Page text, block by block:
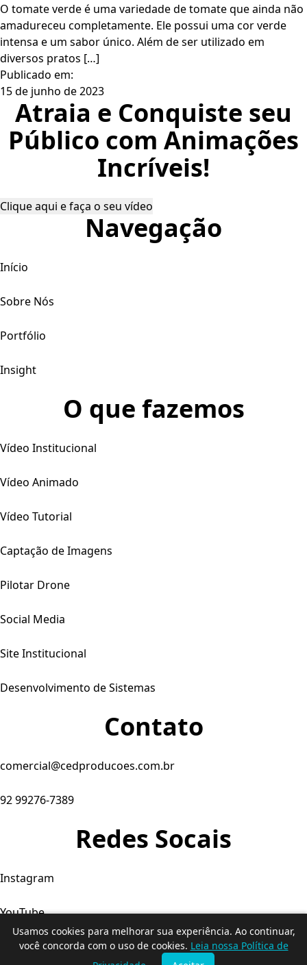
O tomate verde é uma variedade de tomate que ainda não
amadureceu completamente. Ele possui uma cor verde
intensa e um sabor único. Além de ser utilizado em
diversos pratos […]
Publicado em:
15 de junho de 2023
Usamos cookies para melhorar sua experiência. Ao continuar,
você concorda com o uso de cookies. Leia nossa Política de
Atraia e Conquiste seu
Público com Animações
Incríveis!
Clique aqui e faça o seu vídeo
Navegação
Início
Sobre Nós
Portfólio
Insight
O que fazemos
Vídeo Institucional
Vídeo Animado
Vídeo Tutorial
Captação de Imagens
Pilotar Drone
Social Media
Site Institucional
Desenvolvimento de Sistemas
Contato
comercial@cedproducoes.com.br
92 99276-7389
Redes Socais
Instagram
YouTube
Facebook